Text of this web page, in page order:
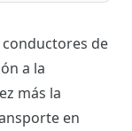
de
a la
más la
en